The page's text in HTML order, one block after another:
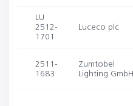
LU
2512-
1701
Luceco plc
2511-
1683
Zumtobel
Lighting GmbH